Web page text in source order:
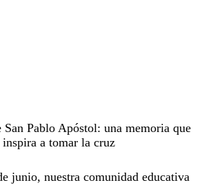
San Pablo Apóstol: una memoria que
inspira a tomar la cruz
junio, nuestra comunidad educativa